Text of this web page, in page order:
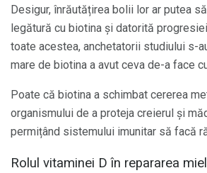
Desigur, înrăutățirea bolii lor ar putea
legătură cu biotina și datorită
toate acestea, anchetatorii studiului s-
mare de biotina a avut ceva de-a face
Poate că biotina a schimbat cererea
organismului de a proteja creierul și
permițând sistemului imunitar să facă
Rolul vitaminei D în repararea